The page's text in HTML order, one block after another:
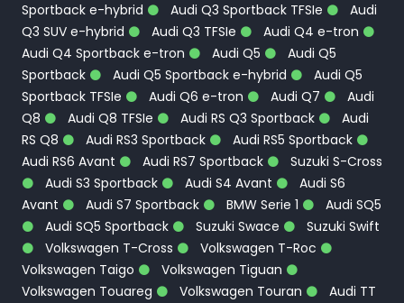
Sportback e-hybrid
Audi Q3 Sportback TFSIe
Audi
Q3 SUV e-hybrid
Audi Q3 TFSIe
Audi Q4 e-tron
Audi Q4 Sportback e-tron
Audi Q5
Audi Q5
Sportback
Audi Q5 Sportback e-hybrid
Audi Q5
Sportback TFSIe
Audi Q6 e-tron Audi Q7
Audi
Q8
Audi Q8 TFSIe Audi RS Q3 Sportback
Audi
RS Q8
Audi RS3 Sportback
Audi RS5 Sportback
Audi RS6 Avant
Audi RS7 Sportback
Suzuki S-Cross
Audi S3 Sportback
Audi S4 Avant
Audi S6
Avant
Audi S7 Sportback BMW Serie 1
Audi SQ5
Audi SQ5 Sportback
Suzuki Swace
Suzuki Swift
Volkswagen T-Cross
Volkswagen T-Roc
Volkswagen Taigo
Volkswagen Tiguan
Volkswagen Touareg
Volkswagen Touran
Audi TT